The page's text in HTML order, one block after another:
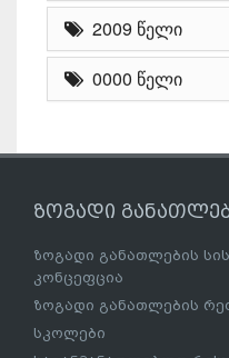
2009 წელი
0000 წელი
ზოგადი
ზოგადი განათლების
კონცეფცია
ზოგადი განათლების
სკოლები